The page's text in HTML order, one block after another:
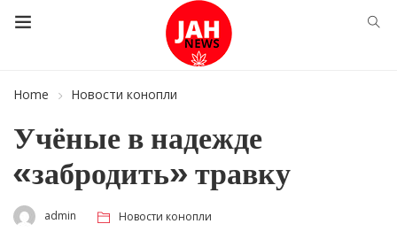
Home Новости конопли
Учёные в надежде
«забродить» травку
admin Новости конопли